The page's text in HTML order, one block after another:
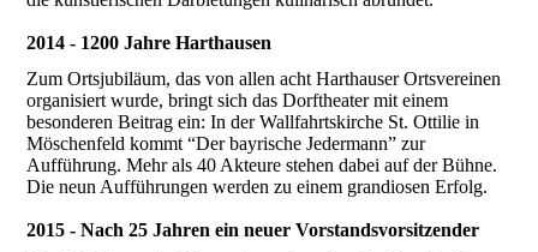
2014 - 1200 Jahre Harthausen
Zum Ortsjubiläum, das von allen acht Harthauser Ortsvereinen
organisiert wurde, bringt sich das Dorftheater mit einem
besonderen Beitrag ein: In der Wallfahrtskirche St. Ottilie in
Möschenfeld kommt “Der bayrische Jedermann” zur
Aufführung. Mehr als 40 Akteure stehen dabei auf der Bühne.
Die neun Aufführungen werden zu einem grandiosen Erfolg.
2015 - Nach 25 Jahren ein neuer Vorstandsvorsitzender